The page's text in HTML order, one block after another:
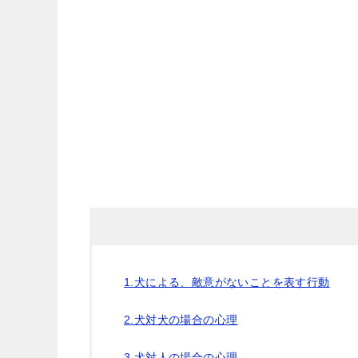
1.犬による、敵意がないことを表す行動
2.犬対犬の場合の心理